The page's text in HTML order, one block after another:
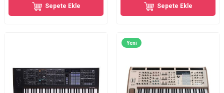
Sepete Ekle Sepete Ekle
Yeni